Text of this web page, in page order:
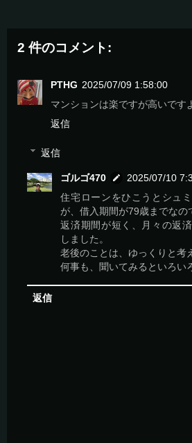
2 件のコメント:
PTHG 2025/07/09 1:58:00
マンションは楽ですが高いです
返信
返信
ゴルゴ470
2025/07/10
住宅ローンをひこうとシュ
が、借入期間が79歳までなの
返済期間が短く、月々の返
しました。
老後のことは、ゆっくりと考
何事も、聞いてみるといろい
返信